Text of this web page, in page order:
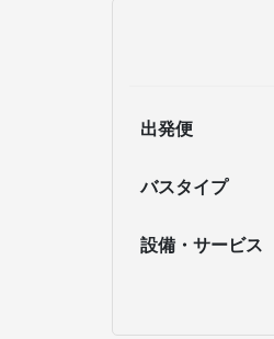
出発便
バスタイプ
設備・サービス